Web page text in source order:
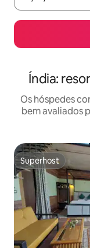
Índia:
Os hóspedes
bem avaliados
Superhost
Superhost